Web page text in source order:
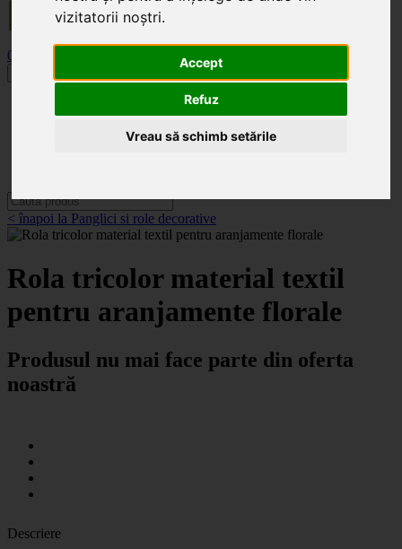
vizitatorii noștri.
Accept
Refuz
Vreau să schimb setările
0
Categorii
< înapoi la Panglici si role decorative
Rola tricolor material textil
pentru aranjamente florale
Produsul nu mai face parte din oferta
noastră
Descriere